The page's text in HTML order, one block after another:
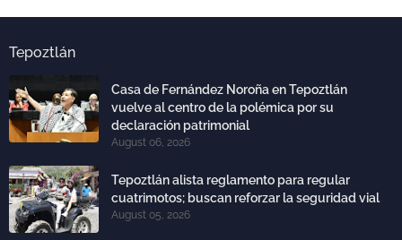
Tepoztlán
Casa de Fernández Noroña en Tepoztlán
vuelve al centro de la polémica por su
declaración patrimonial
August 06, 2026
Tepoztlán alista reglamento para regular
cuatrimotos; buscan reforzar la seguridad vial
August 05, 2026